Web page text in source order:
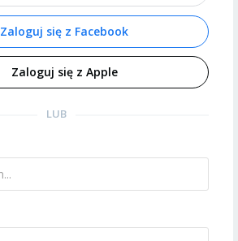
Zaloguj się z Facebook
Zaloguj się z Apple
LUB